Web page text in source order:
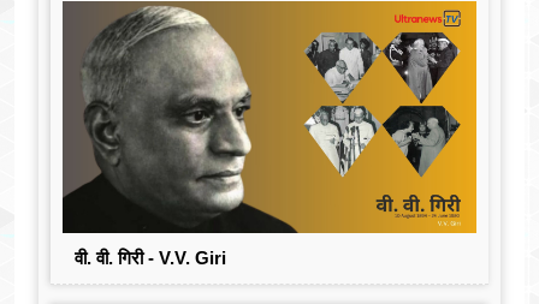
वी. वी. गिरी - V.V. Giri